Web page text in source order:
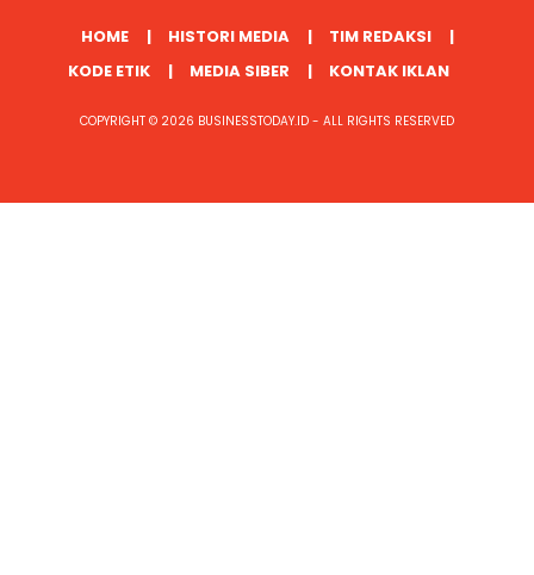
HOME HISTORI MEDIA
TIM REDAKSI
KODE ETIK
MEDIA SIBER KONTAK IKLAN
COPYRIGHT © 2026 BUSINESSTODAY.ID - ALL RIGHTS RESERVED